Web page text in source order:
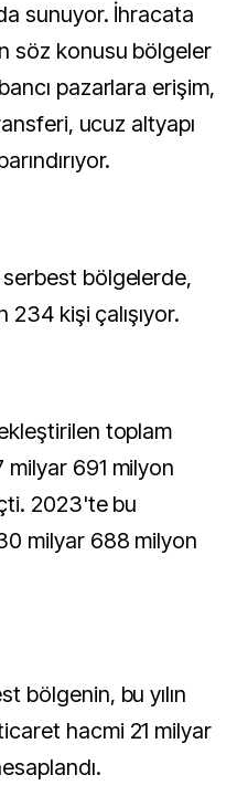
sunuyor. İhracata
söz konusu bölgeler
pazarlara erişim,
ucuz altyapı
bölgelerde,
234 kişi çalışıyor.
toplam
691 milyon
2023'te bu
milyar 688 milyon
bölgenin, bu yılın
hacmi 21 milyar